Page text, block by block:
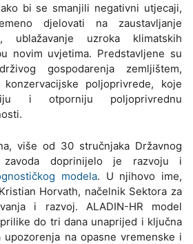
bi se smanjili negativni utjecaji,
djelovati na zaustavljanje
ublažavanje uzroka klimatskih
novim uvjetima. Predstavljene su
gospodarenja zemljištem,
poljoprivrede, koje
i otporniju poljoprivrednu
više od 30 stručnjaka Državnog
zavoda doprinijelo je razvoju i
modela. U njihovo ime,
Horvath, načelnik Sektora za
i razvoj. ALADIN-HR model
do tri dana unaprijed i ključna
upozorenja na opasne vremenske i